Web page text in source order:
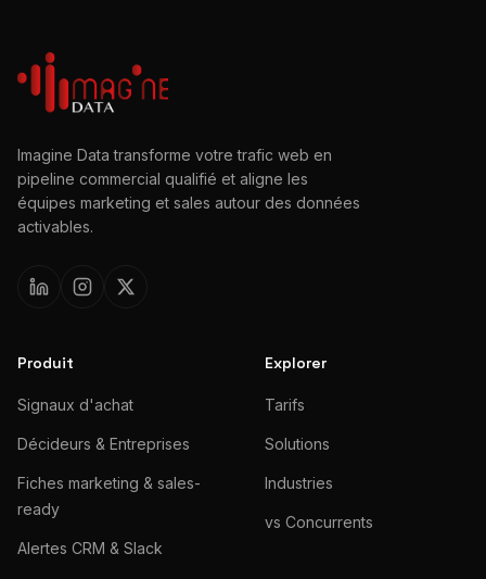
Imagine Data transforme votre trafic web en
pipeline commercial qualifié et aligne les
équipes marketing et sales autour des données
activables.
Produit
Signaux d'achat
Décideurs & Entreprises
Fiches marketing & sales-
ready
Alertes CRM & Slack
Explorer
Tarifs
Solutions
Industries
vs Concurrents